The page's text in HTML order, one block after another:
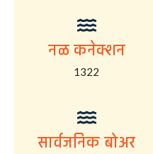
नळ कनेक्शन
1322
सार्वजनिक बोअर